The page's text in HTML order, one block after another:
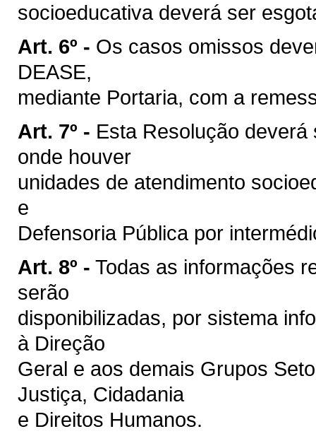
socioeducativa deverá ser
Art. 6º - Os casos omissos
DEASE,
mediante Portaria, com a
Art. 7º - Esta Resolução
onde houver
unidades de atendimento
e
Defensoria Pública por
Art. 8º - Todas as informações
serão
disponibilizadas, por sistema
à Direção
Geral e aos demais Grupos
Justiça, Cidadania
e Direitos Humanos.